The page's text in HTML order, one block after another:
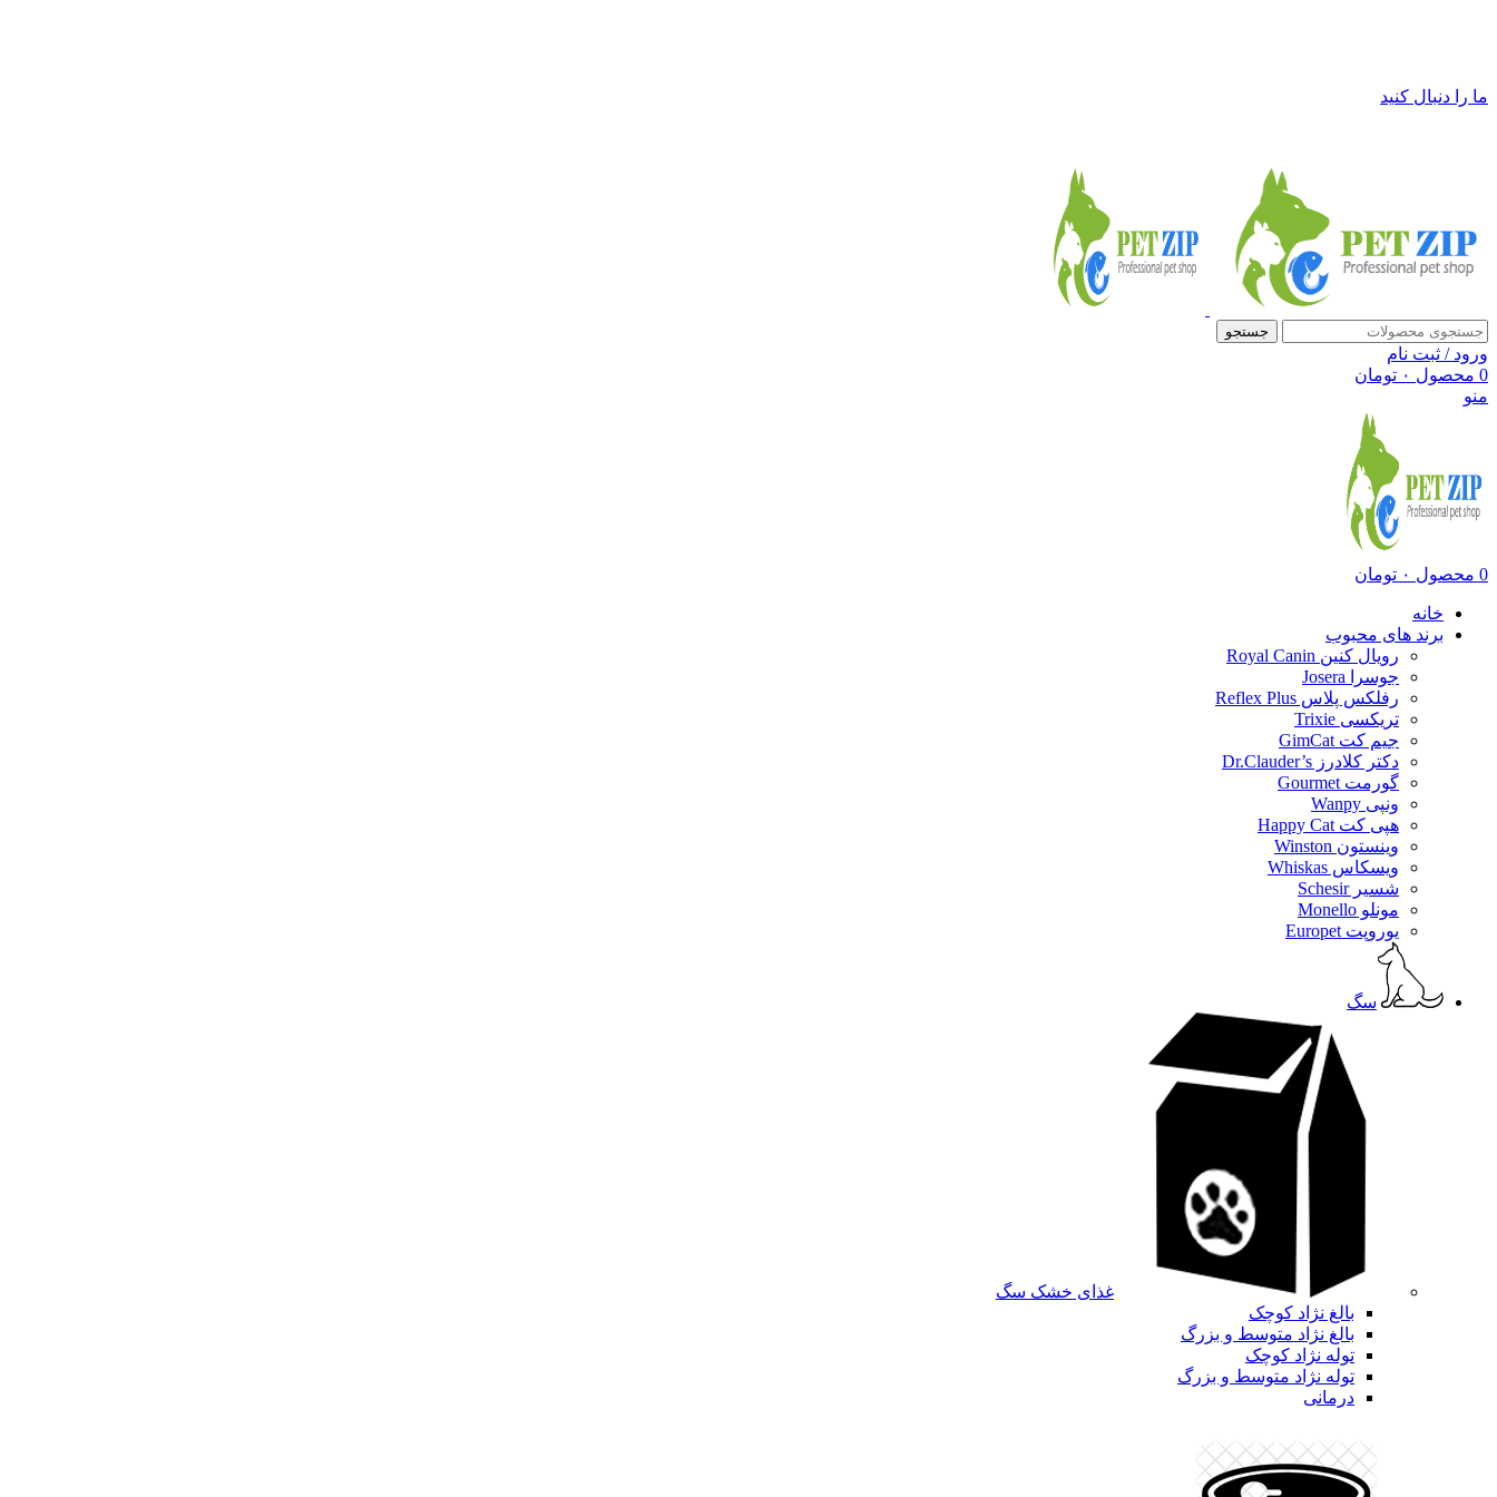
ما را دنبال کنید
جستجو
ورود / ثبت نام
0 محصول ۰ تومان
منو
0 محصول ۰ تومان
خانه
برند های محبوب
رویال کنین Royal Canin
جوسرا Josera
رفلکس پلاس Reflex Plus
تریکسی Trixie
جیم کت GimCat
دکتر کلادرز Dr.Clauder’s
گورمت Gourmet
ونپی Wanpy
هپی کت Happy Cat
وینستون Winston
ویسکاس Whiskas
شسیر Schesir
مونلو Monello
یوروپت Europet
سگ
غذای خشک سگ
بالغ نژاد کوچک
بالغ نژاد متوسط و بزرگ
توله نژاد کوچک
توله نژاد متوسط و بزرگ
درمانی